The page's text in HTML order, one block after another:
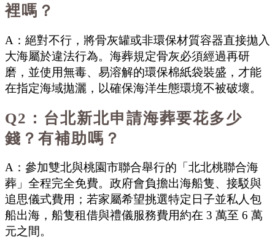
裡嗎？
A：絕對不行，將骨灰罐或非環保材質容器直接拋入
大海屬於違法行為。海葬規定骨灰必須經過再研
磨，並使用無毒、易溶解的環保棉紙袋裝盛，才能
在指定海域拋灑，以確保海洋生態環境不被破壞。
Q2：台北新北申請海葬要花多少
錢？有補助嗎？
A：參加雙北與桃園市聯合舉行的「北北桃聯合海
葬」全程完全免費。政府會負擔出海船隻、接駁與
追思儀式費用；若家屬希望挑選特定日子並私人包
船出海，船隻租借與禮儀服務費用約在 3 萬至 6 萬
元之間。